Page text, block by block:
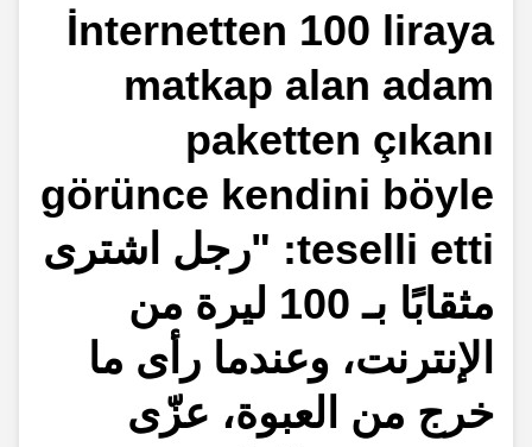
İnternetten 100 liraya
matkap alan adam
paketten çıkanı
görünce kendini böyle
teselli etti: "رجل اشترى
مثقابًا بـ 100 ليرة من
الإنترنت، وعندما رأى ما
خرج من العبوة، عزّى